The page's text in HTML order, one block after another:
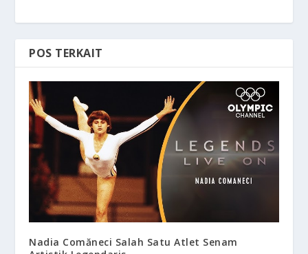
POS TERKAIT
Nadia Comăneci Salah Satu Atlet Senam